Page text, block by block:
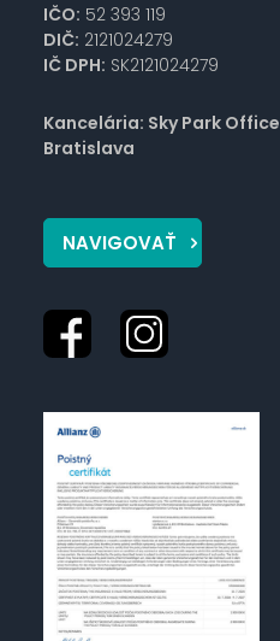
IČO: 52 393 119
DIČ: 2121024279
IČ DPH: SK2121024279
Kancelária: Sky Park
Bratislava
NAVIGOVAŤ